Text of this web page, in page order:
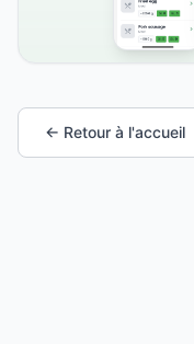
← Retour à l'accueil